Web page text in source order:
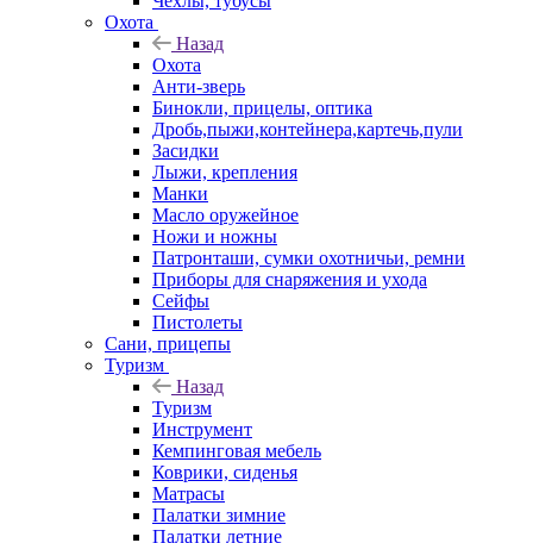
Охота
Назад
Охота
Анти-зверь
Бинокли, прицелы, оптика
Дробь,пыжи,контейнера,картечь,пули
Засидки
Лыжи, крепления
Манки
Масло оружейное
Ножи и ножны
Патронташи, сумки охотничьи, ремни
Приборы для снаряжения и ухода
Сейфы
Пистолеты
Сани, прицепы
Туризм
Назад
Туризм
Инструмент
Кемпинговая мебель
Коврики, сиденья
Матрасы
Палатки зимние
Палатки летние